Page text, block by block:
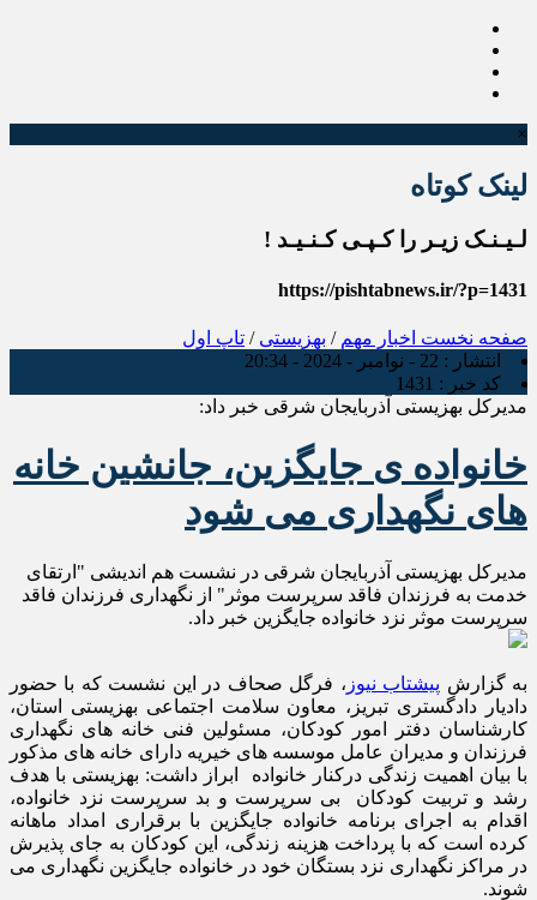
×
لینک کوتاه
لـیـنـک زیـر را کـپـی کـنـیـد !
https://pishtabnews.ir/?p=1431
صفحه نخست اخبار مهم / بهزیستی / تاپ اول
انتشار : 22 - نوامبر - 2024 - 20:34
کد خبر : 1431
مدیرکل بهزیستی آذربایجان شرقی خبر داد:
خانواده ی جایگزین، جانشین خانه
های نگهداری می شود
مدیرکل بهزیستی آذربایجان شرقی در نشست هم اندیشی "ارتقای
خدمت به فرزندان فاقد سرپرست موثر" از نگهداری فرزندان فاقد
سرپرست موثر نزد خانواده جایگزین خبر داد.
به گزارش پیشتاب نیوز ، فرگل صحاف در این نشست که با حضور
دادیار دادگستری تبریز، معاون سلامت اجتماعی بهزیستی استان،
کارشناسان دفتر امور کودکان، مسئولین فنی خانه های نگهداری
فرزندان و مدیران عامل موسسه های خیریه دارای خانه های مذکور
با بیان اهمیت زندگی درکنار خانواده ابراز داشت: بهزیستی با هدف
رشد و تربیت کودکان بی سرپرست و بد سرپرست نزد خانواده،
اقدام به اجرای برنامه خانواده جایگزین با برقراری امداد ماهانه
کرده است که با پرداخت هزینه زندگی، این کودکان به جای پذیرش
در مراکز نگهداری نزد بستگان خود در خانواده جایگزین نگهداری می
شوند.